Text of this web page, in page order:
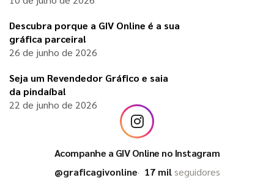
Descubra porque a GIV Online é a sua
gráfica parceira!
26 de junho de 2026
Seja um Revendedor Gráfico e saia
da pindaíba!
22 de junho de 2026
Acompanhe a GIV Online no Instagram
@graficagivonline
17 milseguidores